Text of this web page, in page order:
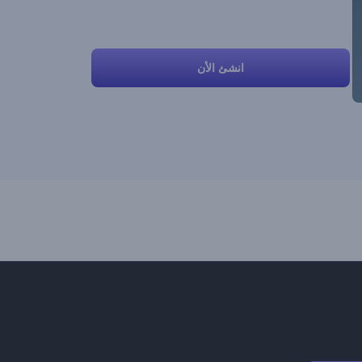
انشئ الأن